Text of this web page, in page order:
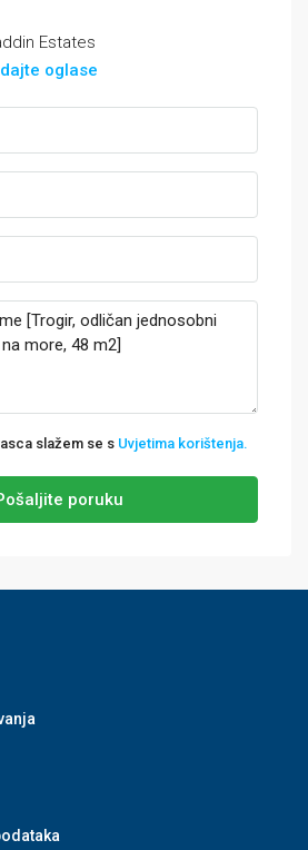
Estates
oglase
slažem se s Uvjetima korištenja.
poruku